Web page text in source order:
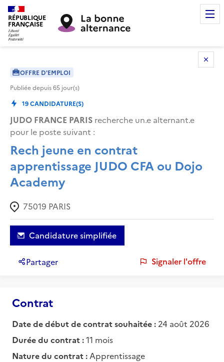
RÉPUBLIQUE
FRANÇAISE
OFFRE D'EMPLOI
Publiée depuis65 jour(s)
19CANDIDATURE(S)
JUDO FRANCE PARIS recherche un.e alternant.e
pour le poste suivant :
Rech jeune en contrat
apprentissage JUDO CFA ou Dojo
Academy
75019 PARIS
Candidature simplifiée
Partager Signaler l'offre
Contrat
Date de début de contrat souhaitée : 24 août 2026
Durée du contrat :11 mois
Nature du contrat : Apprentissage